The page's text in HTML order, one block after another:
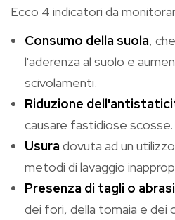
Ecco 4 indicatori da
Consumo della suola,
l'aderenza al suolo e
scivolamenti.
Riduzione
causare fastidiose scosse.
Usura dovuta ad un
metodi di lavaggio
Presenza di tagli o
dei fori, della tomaia e dei